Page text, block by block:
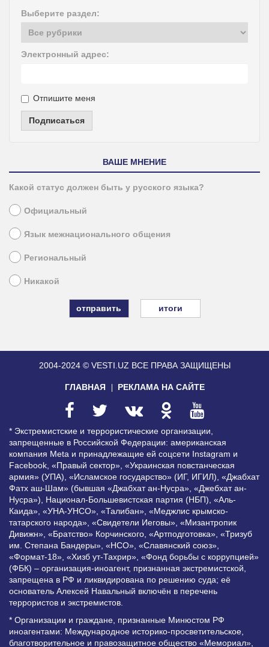
Выберите раздел:
Электронный адрес:
Отпишите меня
Подписаться
ВАШЕ МНЕНИЕ
Какой статус должен быть у русского языка?
Официальный
Язык межнационального общения
Региональный
Никакой
итоги
2004-2024 © VESTI.UZ ВСЕ ПРАВА ЗАЩИЩЕНЫ
ГЛАВНАЯ РЕКЛАМА НА САЙТЕ
* Экстремистские и террористические организации,
запрещенные в Российской Федерации: американская
компания Meta и принадлежащие ей соцсети Instagram и
Facebook, «Правый сектор», «Украинская повстанческая
армия» (УПА), «Исламское государство» (ИГ, ИГИЛ), «Джабхат
Фатх аш-Шам» (бывшая «Джабхат ан-Нусра», «Джебхат ан-
Нусра»), Национал-Большевистская партия (НБП), «Аль-
Каида», «УНА-УНСО», «Талибан», «Меджлис крымско-
татарского народа», «Свидетели Иеговы», «Мизантропик
Дивижн», «Братство» Корчинского, «Артподготовка», «Тризуб
им. Степана Бандеры», «НСО», «Славянский союз»,
«Формат-18», «Хизб ут-Тахрир», «Фонд борьбы с коррупцией»
(ФБК) – организация-иноагент, признанная экстремистской,
запрещена в РФ и ликвидирована по решению суда; её
основатель Алексей Навальный включён в перечень
террористов и экстремистов.
* Организации и граждане, признанные Минюстом РФ
иноагентами: Международное историко-просветительское,
благотворительное и правозащитное общество «Мемориал»,